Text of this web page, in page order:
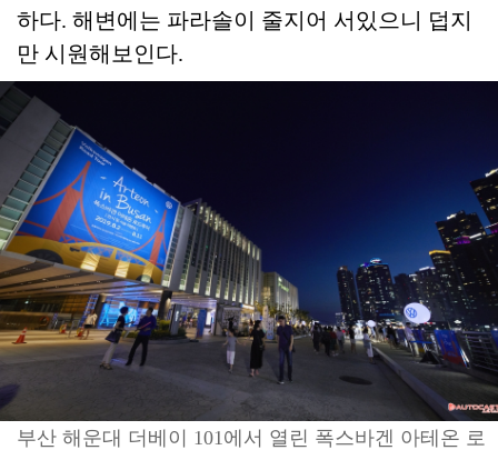
하다. 해변에는 파라솔이 줄지어 서있으니 덥지
만 시원해보인다.
부산 해운대 더베이 101에서 열린 폭스바겐 아테온 로